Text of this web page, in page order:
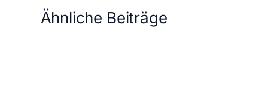
Ähnliche Beiträge